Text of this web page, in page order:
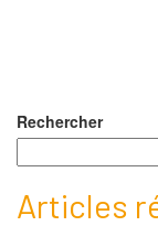
Rechercher
Articles